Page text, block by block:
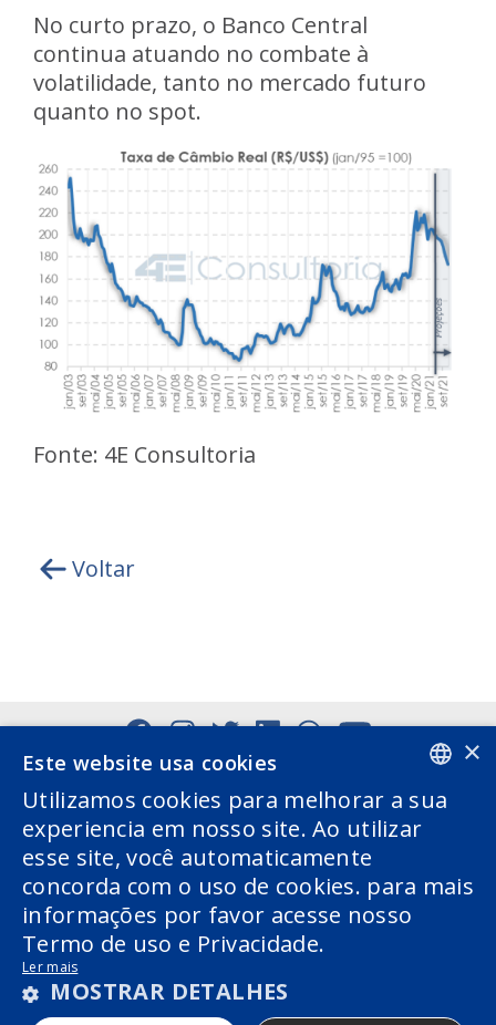
No curto prazo, o Banco Central
continua atuando no combate à
volatilidade, tanto no mercado futuro
quanto no spot.
Fonte: 4E Consultoria
Voltar
COPYRIGHT 2026 © AWARE GESTÃO DE RECURSOS
LTDA - POWERED BYMZ
PORTUGUESE
ENGLISH
×
Este website usa cookies
Utilizamos cookies para melhorar a sua
experiencia em nosso site. Ao utilizar
esse site, você automaticamente
concorda com o uso de cookies. para mais
informações por favor acesse nosso
Termo de uso e Privacidade.
Ler mais
MOSTRAR DETALHES